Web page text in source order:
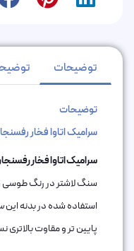
توضیحات
توضیحات
سرامیک اتاوا فخار رفسنجان 50 در 100 پرسلان براق
سرامیک اتاوا فخار رفسنجان 50 در 100 پرسلان براق
سنگ لاشتر در رنگ طوسی
استفاده شده در بدنه این
پایین تر و مقاوت بالاتری